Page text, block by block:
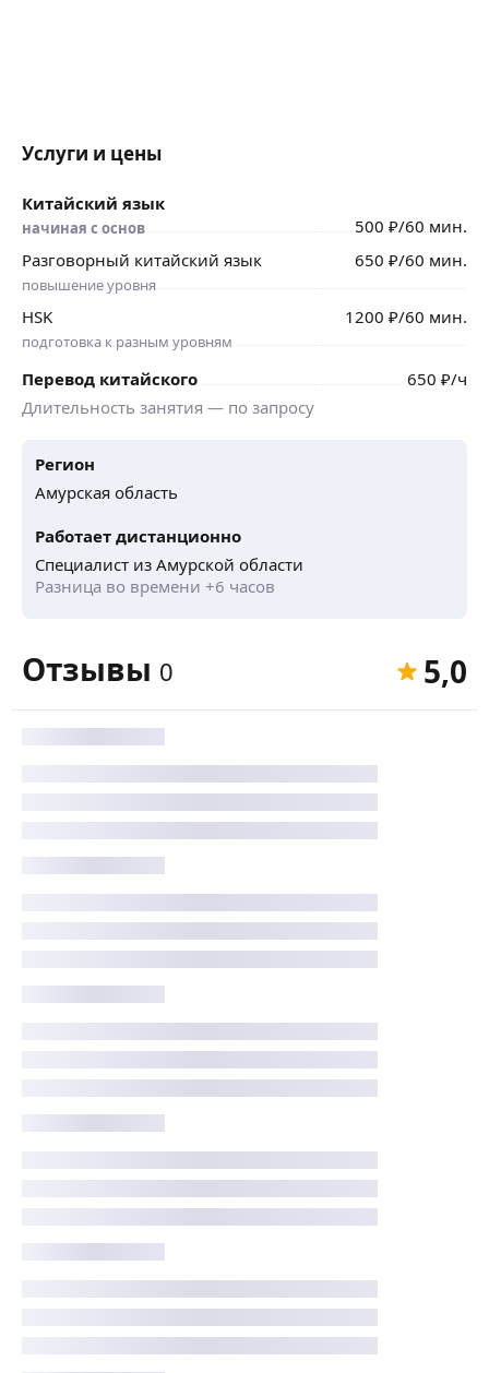
Услуги и цены
Китайский язык
начиная с основ 500 ₽/60 мин.
Разговорный китайский язык
повышение уровня
650 ₽/60 мин.
HSK
подготовка к разным уровням
1200 ₽/60 мин.
Перевод китайского 650 ₽/ч
Длительность занятия — по запросу
Регион
Амурская область
Работает дистанционно
Специалист из Амурской области
Разница во времени +6 часов
Отзывы 0 5,0